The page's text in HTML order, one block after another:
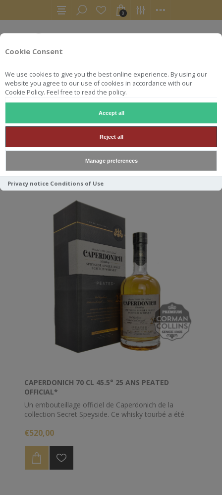
Cookie Consent
We use cookies to give you the best online experience. By using our
website you agree to our use of cookies in accordance with our
Cookie Policy. Feel free to read the policy.
Accept all
Reject all
Manage preferences
Privacy notice Conditions of Use
0
CAPERDONICH
CAPERDONICH 70 CL 45.5° 25 ANS PEATED
OFFICIAL*
Un embouteillage officiel de Caperdonich de la
collection Secret Speyside. Ce whisky tourbé a été
fût. Caperdonich a fermé ses portes en 2002 et peu
l'alcool tourbé.
C'est donc une bonne surprise de voir des
€520,00